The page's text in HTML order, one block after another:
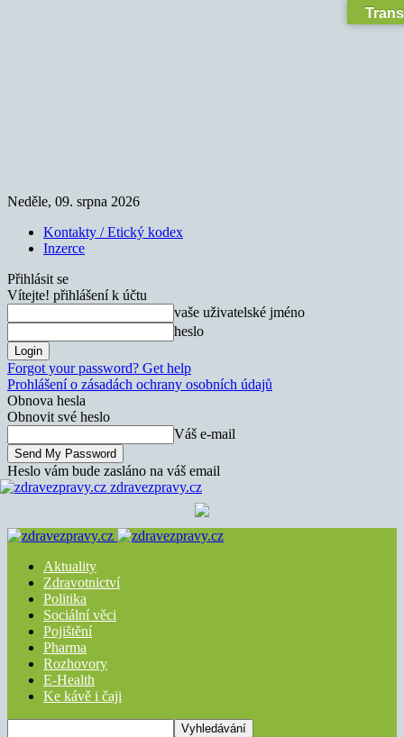
Neděle, 09. srpna 2026
Kontakty / Etický kodex
Inzerce
Přihlásit se
Vítejte! přihlášení k účtu
vaše uživatelské jméno
heslo
Forgot your password? Get help
Prohlášení o zásadách ochrany osobních údajů
Obnova hesla
Obnovit své heslo
Váš e-mail
Heslo vám bude zasláno na váš email
zdravezpravy.cz
Aktuality
Zdravotnictví
Politika
Sociální věci
Pojištění
Pharma
Rozhovory
E-Health
Ke kávě i čaji